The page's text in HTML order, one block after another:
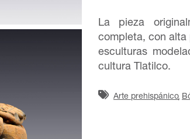
La pieza
completa, con alta
esculturas
cultura Tlatilco.
Arte prehispánico